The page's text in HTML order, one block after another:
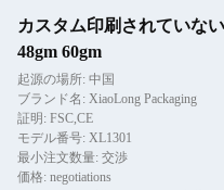
カスタム印刷されていな
48gm 60gm
起源の場所: 中国
ブランド名: XiaoLong Packaging
証明: FSC,CE
モデル番号: XL1301
最小注文数量: 交渉
価格: negotiations